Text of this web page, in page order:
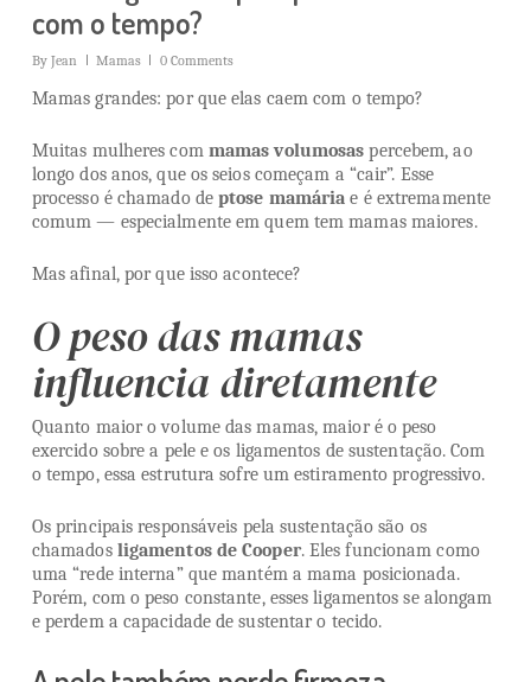
com o tempo?
By Jean Mamas 0 Comments
Mamas grandes: por que elas caem com o tempo?
Muitas mulheres com mamas volumosas percebem, ao
longo dos anos, que os seios começam a “cair”. Esse
processo é chamado deptose mamária e é extremamente
comum — especialmente em quem tem mamas maiores.
Mas afinal, por que isso acontece?
O peso das mamas
influencia diretamente
Quanto maior o volume das mamas, maior é o peso
exercido sobre a pele e os ligamentos de sustentação. Com
o tempo, essa estrutura sofre um estiramento progressivo.
Os principais responsáveis pela sustentação são os
chamados ligamentos de Cooper. Eles funcionam como
uma “rede interna” que mantém a mama posicionada.
Porém, com o peso constante, esses ligamentos se alongam
e perdem a capacidade de sustentar o tecido.